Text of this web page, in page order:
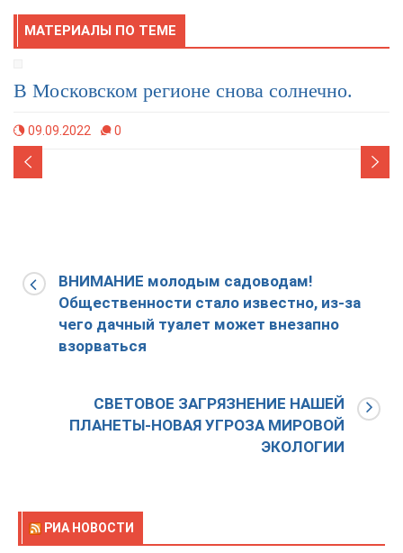
МАТЕРИАЛЫ ПО ТЕМЕ
регионе снова солнечно.
0
В
19.02.2025
ВНИМАНИЕ молодым садоводам!
Общественности стало известно, из-за
чего дачный туалет может внезапно
взорваться
СВЕТОВОЕ ЗАГРЯЗНЕНИЕ НАШЕЙ
ПЛАНЕТЫ-НОВАЯ УГРОЗА МИРОВОЙ
ЭКОЛОГИИ
РИА НОВОСТИ